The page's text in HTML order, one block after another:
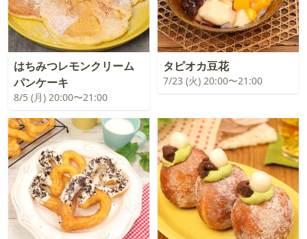
はちみつレモンクリーム
パンケーキ
8/5 (月) 20:00〜21:00
タピオカ豆花
7/23 (火) 20:00〜21:00